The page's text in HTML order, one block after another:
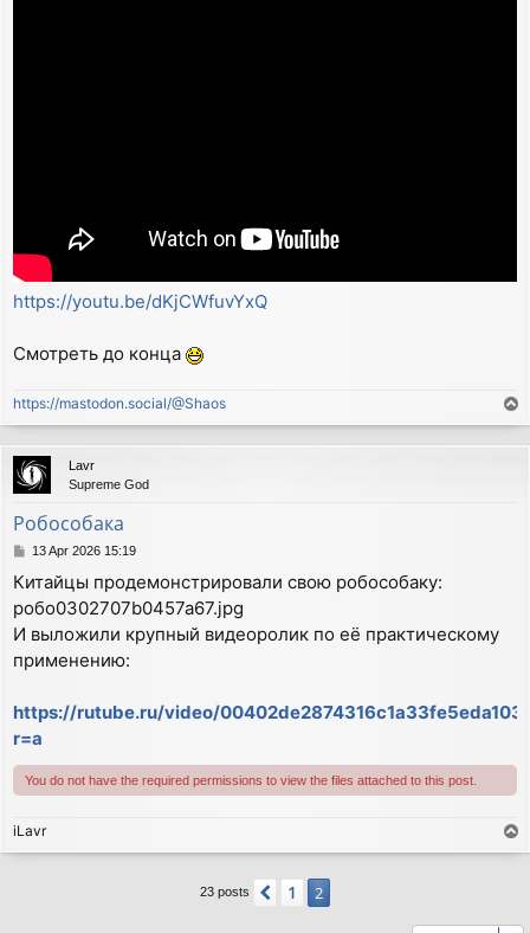
https://youtu.be/dKjCWfuvYxQ
Смотреть до конца
https://mastodon.social/@Shaos
o
p
Lavr
Supreme God
Робособака
P
s
t
13 Apr 2026 15:19
Китайцы продемонстрировали свою робособаку:
робо0302707b0457a67.jpg
И выложили крупный видеоролик по её практическому
применению:
https://rutube.ru/video/
r=a
You do not have the required permissions to view the files attached to this post.
iLavr
o
23 posts Previous
1 2